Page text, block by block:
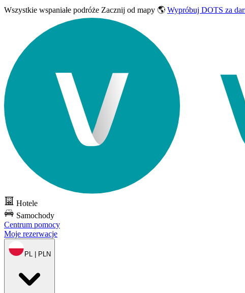
Wszystkie wspaniałe podróże Zacznij od mapy 🌎 Wypróbuj DOTS za
Hotele
Samochody
Centrum pomocy
Moje rezerwacje
PL | PLN